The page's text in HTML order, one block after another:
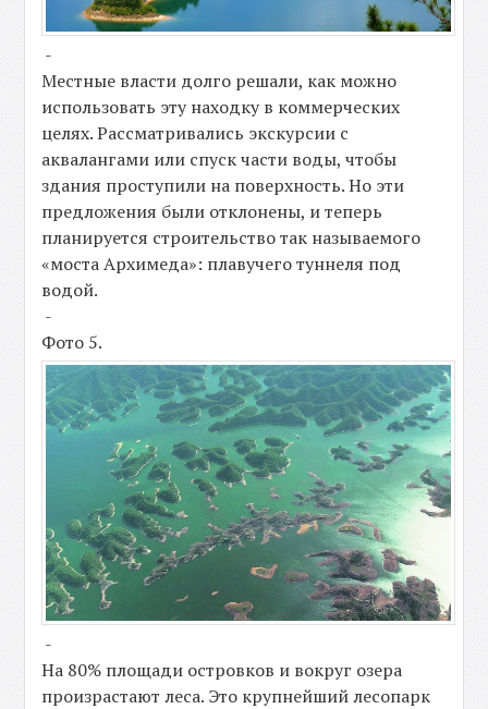
-
Местные власти долго решали, как можно
использовать эту находку в коммерческих
целях. Рассматривались экскурсии с
аквалангами или спуск части воды, чтобы
здания проступили на поверхность. Но эти
предложения были отклонены, и теперь
планируется строительство так называемого
«моста Архимеда»: плавучего туннеля под
водой.
-
Фото 5.
-
На 80% площади островков и вокруг озера
произрастают леса. Это крупнейший лесопарк